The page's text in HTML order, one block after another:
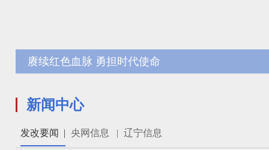
赓续红色血脉 勇担时代使命
新闻中心
发改要闻 | 央网信息 | 辽宁信息